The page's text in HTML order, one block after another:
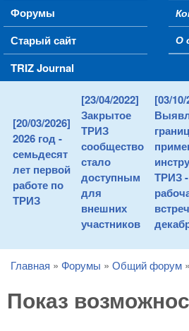
Форумы
Старый сайт
TRIZ Journal
О
[20/03/2026]
2026 год -
семьдесят
лет первой
работе по
ТРИЗ
[23/04/2022]
Закрытое
ТРИЗ
сообщество
стало
доступным
для
внешних
участников
[03/
границ
ТРИЗ -
You are here
Главная » Форумы » Общий форум »
Показ